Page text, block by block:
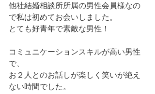
他社結婚相談所所属の男性会員様なの
で私は初めてお会いしました。
とても好青年で素敵な男性！
コミュニケーションスキルが高い男性
で、
お２人とのお話しが楽しく笑いが絶え
ない時間でした。